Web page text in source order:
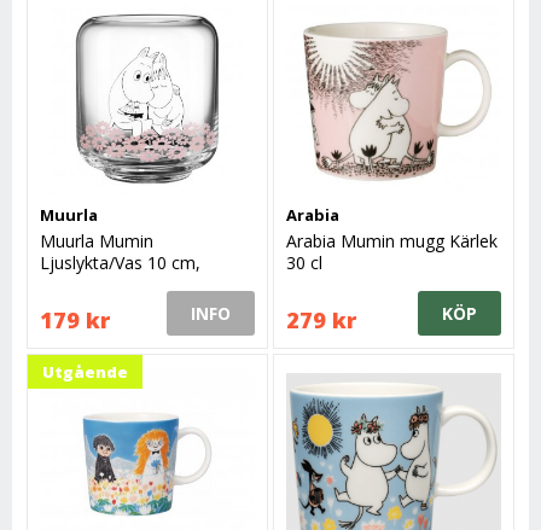
Muurla
Muurla Mumin
Ljuslykta/Vas 10 cm,
179 kr INFO
Arabia
Arabia Mumin mugg Kärlek
30 cl
279 kr KÖP
Utgående